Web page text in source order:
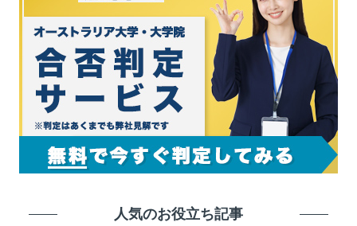
人気のお役立ち記事